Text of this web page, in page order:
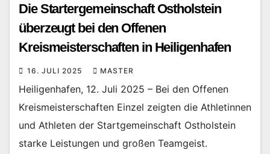
Die Startergemeinschaft Ostholstein
überzeugt bei den Offenen
Kreismeisterschaften in Heiligenhafen
16. JULI 2025 MASTER
Heiligenhafen, 12. Juli 2025 – Bei den Offenen
Kreismeisterschaften Einzel zeigten die Athletinnen
und Athleten der Startgemeinschaft Ostholstein
starke Leistungen und großen Teamgeist.